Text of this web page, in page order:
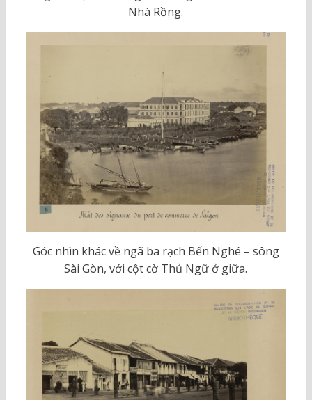
Nhà Rồng.
Góc nhìn khác về ngã ba rạch Bến Nghé – sông
Sài Gòn, với cột cờ Thủ Ngữ ở giữa.